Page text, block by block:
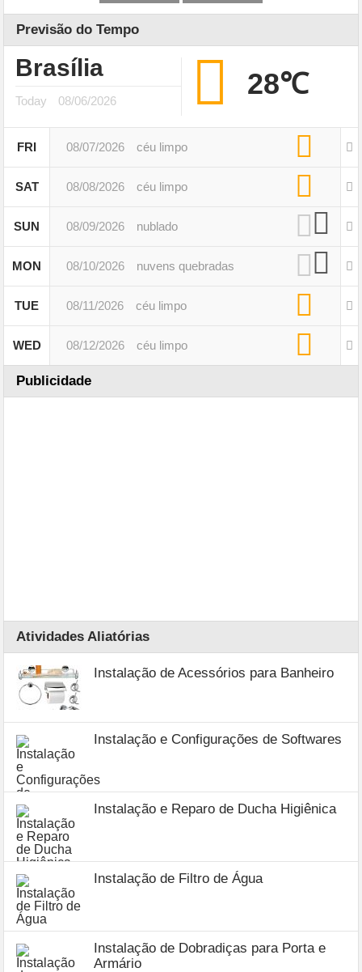
Previsão do Tempo
Brasília
Today 08/06/2026
28℃
FRI 08/07/2026 céu limpo
SAT 08/08/2026 céu limpo
SUN 08/09/2026 nublado
MON 08/10/2026 nuvens quebradas
TUE 08/11/2026 céu limpo
WED 08/12/2026 céu limpo
Publicidade
Atividades Aliatórias
Instalação de Acessórios para Banheiro
Instalação e Configurações de Softwares
Instalação e Reparo de Ducha Higiênica
Instalação de Filtro de Água
Instalação de Dobradiças para Porta e
Armário